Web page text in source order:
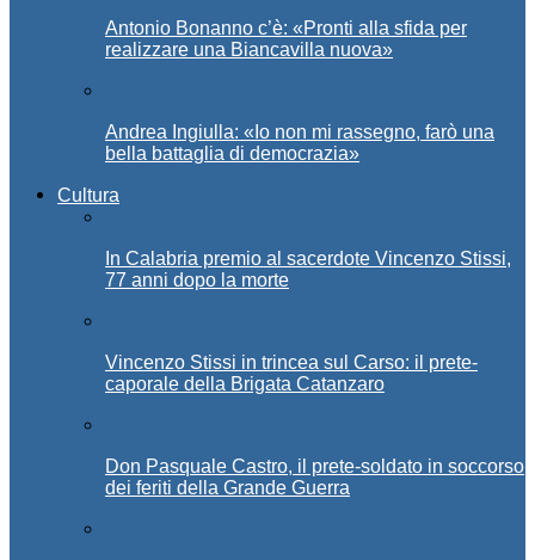
Antonio Bonanno c’è: «Pronti alla sfida per
realizzare una Biancavilla nuova»
Andrea Ingiulla: «Io non mi rassegno, farò una
bella battaglia di democrazia»
Cultura
In Calabria premio al sacerdote Vincenzo Stissi,
77 anni dopo la morte
Vincenzo Stissi in trincea sul Carso: il prete-
caporale della Brigata Catanzaro
Don Pasquale Castro, il prete-soldato in soccorso
dei feriti della Grande Guerra